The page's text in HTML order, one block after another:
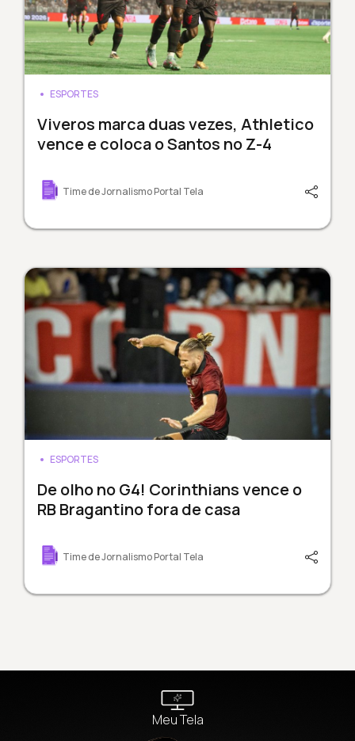
ESPORTES
Viveros marca duas vezes, Athletico
vence e coloca o Santos no Z-4
Time de Jornalismo Portal Tela
ESPORTES
De olho no G4! Corinthians vence o
RB Bragantino fora de casa
Time de Jornalismo Portal Tela
Meu Tela